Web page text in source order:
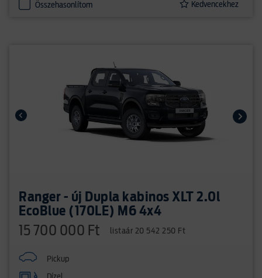
Összehasonlítom Kedvencekhez
Ranger - új Dupla kabinos XLT 2.0l
EcoBlue (170LE) M6 4x4
15 700 000 Ft listaár 20 542 250 Ft
Pickup